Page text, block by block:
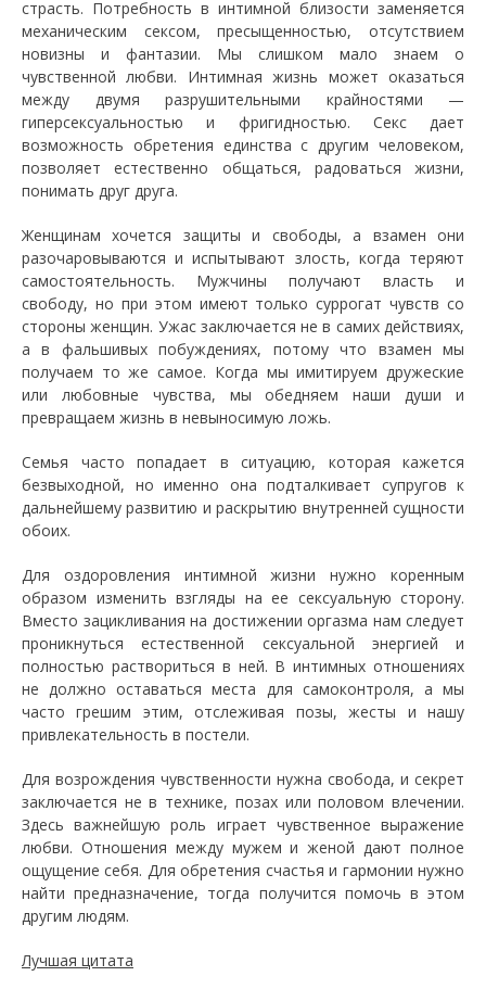
страсть. Потребность в интимной близости заменяется
механическим сексом, пресыщенностью, отсутствием
новизны и фантазии. Мы слишком мало знаем о
чувственной любви. Интимная жизнь может оказаться
между двумя разрушительными крайностями —
гиперсексуальностью и фригидностью. Секс дает
возможность обретения единства с другим человеком,
позволяет естественно общаться, радоваться жизни,
понимать друг друга.
Женщинам хочется защиты и свободы, а взамен они
разочаровываются и испытывают злость, когда теряют
самостоятельность. Мужчины получают власть и
свободу, но при этом имеют только суррогат чувств со
стороны женщин. Ужас заключается не в самих действиях,
а в фальшивых побуждениях, потому что взамен мы
получаем то же самое. Когда мы имитируем дружеские
или любовные чувства, мы обедняем наши души и
превращаем жизнь в невыносимую ложь.
Семья часто попадает в ситуацию, которая кажется
безвыходной, но именно она подталкивает супругов к
дальнейшему развитию и раскрытию внутренней сущности
обоих.
Для оздоровления интимной жизни нужно коренным
образом изменить взгляды на ее сексуальную сторону.
Вместо зацикливания на достижении оргазма нам следует
проникнуться естественной сексуальной энергией и
полностью раствориться в ней. В интимных отношениях
не должно оставаться места для самоконтроля, а мы
часто грешим этим, отслеживая позы, жесты и нашу
привлекательность в постели.
Для возрождения чувственности нужна свобода, и секрет
заключается не в технике, позах или половом влечении.
Здесь важнейшую роль играет чувственное выражение
любви. Отношения между мужем и женой дают полное
ощущение себя. Для обретения счастья и гармонии нужно
найти предназначение, тогда получится помочь в этом
другим людям.
Лучшая цитата